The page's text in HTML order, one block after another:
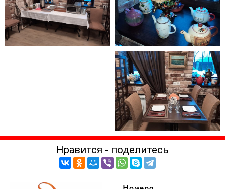
Нравится - поделитесь